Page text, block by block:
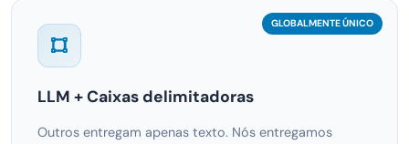
GLOBALMENTE ÚNICO
LLM + Caixas delimitadoras
Outros entregam apenas texto. Nós entregamos